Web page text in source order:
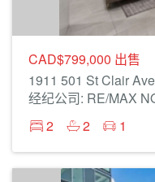
CAD$799,000 出售
1911 501 St Clair
经纪公司: RE/MAX
2
2 1